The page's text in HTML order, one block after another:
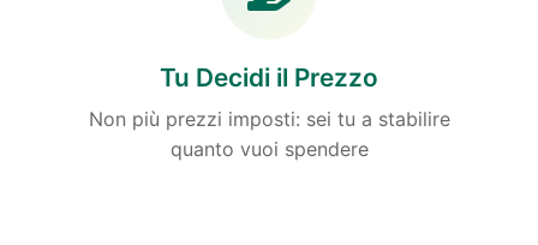
Tu Decidi il Prezzo
Non più prezzi imposti: sei tu a stabilire
quanto vuoi spendere